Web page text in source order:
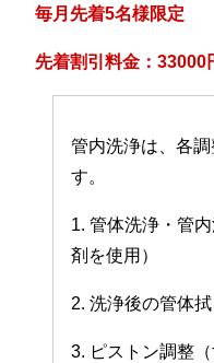
毎月先着5名様限定
先着割引料金：33000
管内洗浄は、各
す。
1. 管体洗浄・管
剤を使用）
2. 洗浄後の管体
3. ピストン調整（